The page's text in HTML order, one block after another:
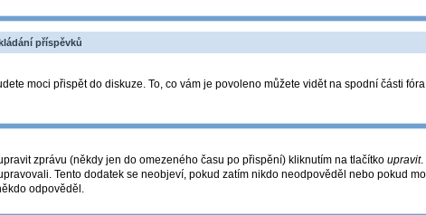
příspěvků
moci přispět do diskuze. To, co vám je povoleno můžete vidět na spodní části
zprávu (někdy jen do omezeného času po přispění) kliknutím na tlačítko upravit.
Tento dodatek se neobjeví, pokud zatím nikdo neodpověděl nebo pokud
odpověděl.